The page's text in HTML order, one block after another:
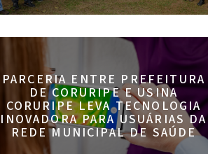
PARCERIA ENTRE PREFEITURA
DE CORURIPE E USINA
CORURIPE LEVA TECNOLOGIA
INOVADORA PARA USUÁRIAS DA
REDE MUNICIPAL DE SAÚDE